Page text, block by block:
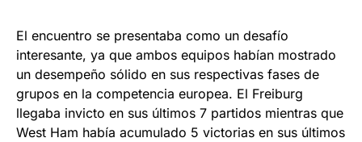
El encuentro se presentaba como un desafío
interesante, ya que ambos equipos habían mostrado
un desempeño sólido en sus respectivas fases de
grupos en la competencia europea. El Freiburg
llegaba invicto en sus últimos 7 partidos mientras que
West Ham había acumulado 5 victorias en sus últimos